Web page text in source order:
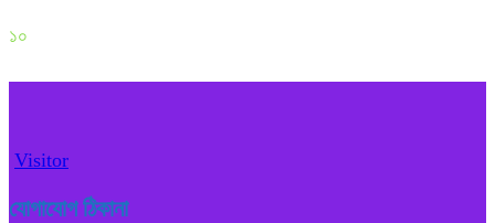
১০
Visitor
যোগাযোগ ঠিকানা